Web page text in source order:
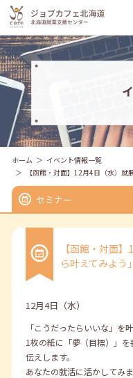
ホーム
イベント情報一覧
【函館・対面】12月4日（水）
セミナー
【函館・対面
ら叶えてみよ
12月4日（水）
「こうだったらいいな」を
1枚の紙に「夢（目標）」
伝えします。
あなたの就活に活かしてみ